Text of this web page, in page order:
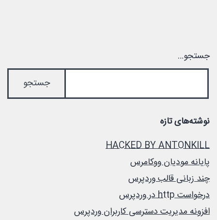
جستجو…
نوشته‌های تازه
HACKED BY ANTONKILL
پایانه مودیان ووکامرس
چند زبانی قالب وردپرس
درخواست http در وردپرس
افزونه مدیریت دسترسی کاربران وردپرس